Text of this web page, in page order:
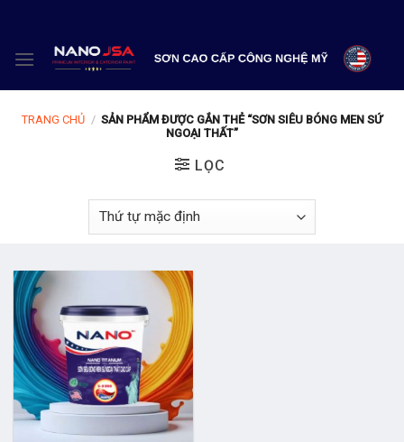
content
TRANG CHỦ / SẢN PHẨM ĐƯỢC GẮN THẺ “SƠN SIÊU BÓNG MEN SỨ
NGOẠI THẤT”
LỌC